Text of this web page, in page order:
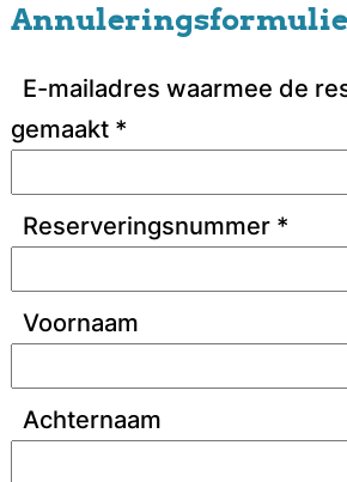
E-mailadres waarmee de
gemaakt*
Reserveringsnummer*
Voornaam
Achternaam